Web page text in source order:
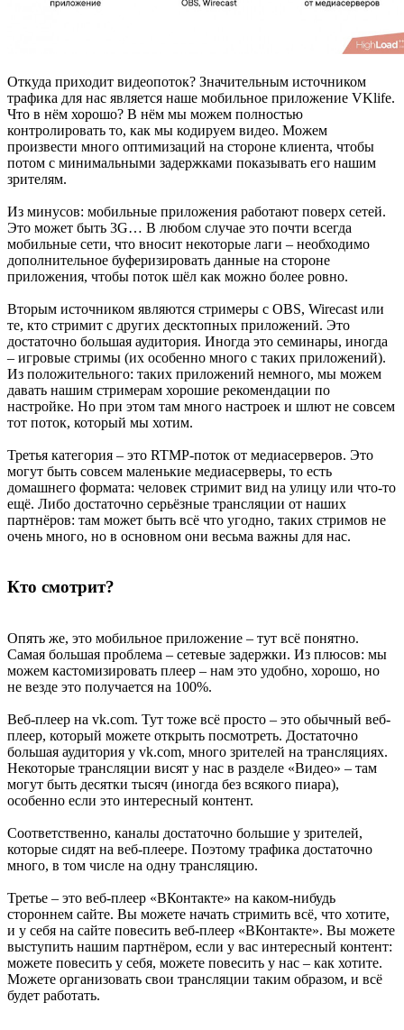
Откуда приходит видеопоток? Значительным источником
трафика для нас является наше мобильное приложение VKlife.
Что в нём хорошо? В нём мы можем полностью
контролировать то, как мы кодируем видео. Можем
произвести много оптимизаций на стороне клиента, чтобы
потом с минимальными задержками показывать его нашим
зрителям.
Из минусов: мобильные приложения работают поверх сетей.
Это может быть 3G… В любом случае это почти всегда
мобильные сети, что вносит некоторые лаги – необходимо
дополнительное буферизировать данные на стороне
приложения, чтобы поток шёл как можно более ровно.
Вторым источником являются стримеры с OBS, Wirecast или
те, кто стримит с других десктопных приложений. Это
достаточно большая аудитория. Иногда это семинары, иногда
– игровые стримы (их особенно много с таких приложений).
Из положительного: таких приложений немного, мы можем
давать нашим стримерам хорошие рекомендации по
настройке. Но при этом там много настроек и шлют не совсем
тот поток, который мы хотим.
Третья категория – это RTMP-поток от медиасерверов. Это
могут быть совсем маленькие медиасерверы, то есть
домашнего формата: человек стримит вид на улицу или что-то
ещё. Либо достаточно серьёзные трансляции от наших
партнёров: там может быть всё что угодно, таких стримов не
очень много, но в основном они весьма важны для нас.
Кто смотрит?
Опять же, это мобильное приложение – тут всё понятно.
Самая большая проблема – сетевые задержки. Из плюсов: мы
можем кастомизировать плеер – нам это удобно, хорошо, но
не везде это получается на 100%.
Веб-плеер на vk.com. Тут тоже всё просто – это обычный веб-
плеер, который можете открыть посмотреть. Достаточно
большая аудитория у vk.com, много зрителей на трансляциях.
Некоторые трансляции висят у нас в разделе «Видео» – там
могут быть десятки тысяч (иногда без всякого пиара),
особенно если это интересный контент.
Соответственно, каналы достаточно большие у зрителей,
которые сидят на веб-плеере. Поэтому трафика достаточно
много, в том числе на одну трансляцию.
Третье – это веб-плеер «ВКонтакте» на каком-нибудь
стороннем сайте. Вы можете начать стримить всё, что хотите,
и у себя на сайте повесить веб-плеер «ВКонтакте». Вы можете
выступить нашим партнёром, если у вас интересный контент:
можете повесить у себя, можете повесить у нас – как хотите.
Можете организовать свои трансляции таким образом, и всё
будет работать.